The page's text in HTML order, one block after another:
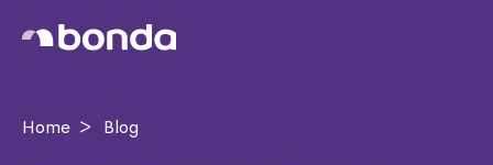
Home > Blog